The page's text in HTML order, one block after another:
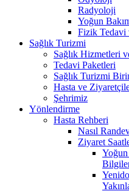
Radyoloji
Yoğun
Fizik Tedavi
Sağlık Turizmi
Sağlık Hizmetleri
Tedavi Paketleri
Sağlık Turizmi
Hasta ve
Şehrimiz
Yönlendirme
Hasta Rehberi
Nasıl
Ziyaret
Yoğun